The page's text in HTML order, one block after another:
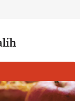
večjo odpornost tal
ali le dobra reklama?
#skp #vlog